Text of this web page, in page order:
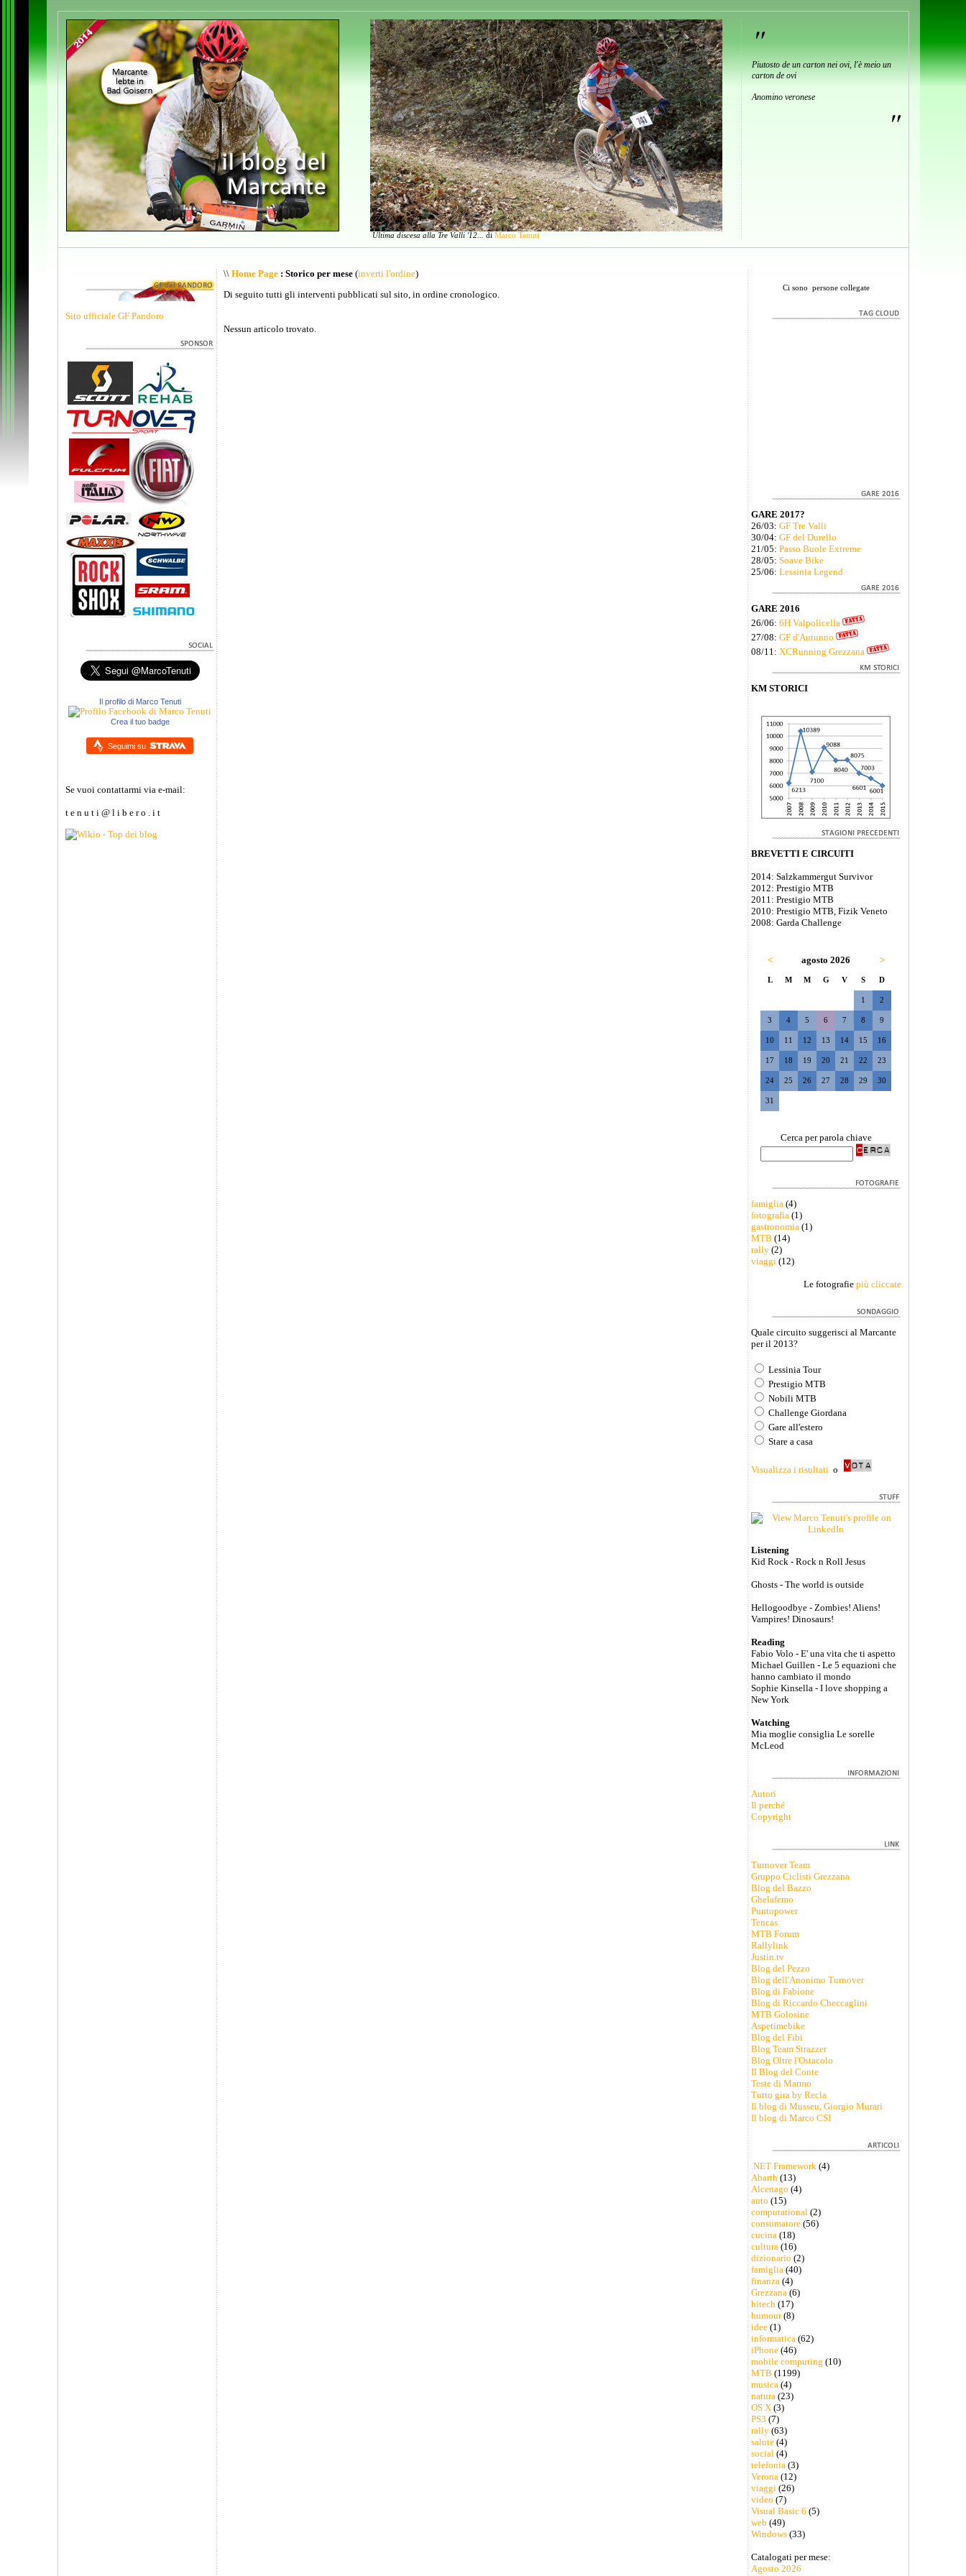
Ultima discesa alla Tre Valli '12... di Marco Tenuti
"
Piutosto de un carton nei ovi, l'è meio un
carton de ovi
Anomino veronese
"
Sito ufficiale GF Pandoro
Il profilo di Marco Tenuti
Crea il tuo badge
Seguimi su
Se vuoi contattarmi via e-mail:
t e n u t i @ l i b e r o . i t
\\ Home Page: Storico per mese(inverti l'ordine)
Di seguito tutti gli interventi pubblicati sul sito, in ordine cronologico.
Nessun articolo trovato.
Ci sono persone collegate
GARE 2017?
26/03: GF Tre Valli
30/04: GF del Durello
21/05: Passo Buole Extreme
28/05: Soave Bike
25/06: Lessinia Legend
GARE 2016
26/06: 6H Valpolicella
27/08: GF d'Autunno
08/11: XCRunning Grezzana
KM STORICI
BREVETTI E CIRCUITI
2014: Salzkammergut Survivor
2012: Prestigio MTB
2011: Prestigio MTB
2010: Prestigio MTB, Fizik Veneto
2008: Garda Challenge
< agosto 2026 >
L M M G V S D
1 2
3 4 5 6 7 8 9
10 11 12 13 14 15 16
17 18 19 20 21 22 23
24 25 26 27 28 29 30
31
Cerca per parola chiave
famiglia (4)
fotografia (1)
gastronomia (1)
MTB (14)
rally(2)
viaggi (12)
Le fotografie più cliccate
Quale circuito suggerisci al Marcante
per il 2013?
Lessinia Tour
Prestigio MTB
Nobili MTB
Challenge Giordana
Gare all'estero
Stare a casa
Visualizza i risultati o
Listening
Kid Rock - Rock n Roll Jesus
Ghosts - The world is outside
Hellogoodbye - Zombies! Aliens!
Vampires! Dinosaurs!
Reading
Fabio Volo - E' una vita che ti aspetto
Michael Guillen - Le 5 equazioni che
hanno cambiato il mondo
Sophie Kinsella - I love shopping a
New York
Watching
Mia moglie consiglia Le sorelle
McLeod
Autori
Il perché
Copyright
Turnover Team
Gruppo Ciclisti Grezzana
Blog del Bazzo
Ghelafemo
Puntopower
Tencas
MTB Forum
Rallylink
Justin.tv
Blog del Pezzo
Blog dell'Anonimo Turnover
Blog di Fabione
Blog di Riccardo Checcaglini
MTB Golosine
Aspetimebike
Blog del Fibi
Blog Team Strazzer
Blog Oltre l'Ostacolo
Il Blog del Conte
Teste di Marmo
Tutto gira by Recla
Il blog di Musseu, Giorgio Murari
Il blog di Marco CSI
.NET Framework(4)
Abarth(13)
Alcenago (4)
auto (15)
computational(2)
consumatore(56)
cucina(18)
cultura(16)
dizionario (2)
famiglia(40)
finanza(4)
Grezzana(6)
hitech(17)
humour(8)
idee(1)
informatica(62)
iPhone(46)
mobile computing (10)
MTB (1199)
musica(4)
natura(23)
OS X(3)
PS3 (7)
rally(63)
salute(4)
social(4)
telefonia(3)
Verona(12)
viaggi(26)
video (7)
Visual Basic 6 (5)
web (49)
Windows(33)
Catalogati per mese:
Agosto 2026